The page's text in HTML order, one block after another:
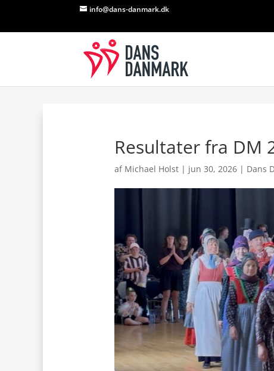
info@dans-danmark.dk
Resultater fra DM
af Michael Holst | jun 30, 2026 | Dans